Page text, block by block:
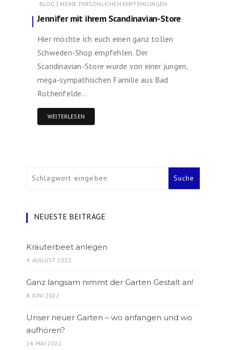
BLOG | MEINE PERSÖNLICHEN EMPFEHLUNGEN
Jennifer mit ihrem Scandinavian-Store
Hier möchte ich euch einen ganz tollen
Schweden-Shop empfehlen. Der
Scandinavian-Store wurde von einer jungen,
mega-sympathischen Familie aus Bad
Rothenfelde…
WEITERLESEN
NEUESTE BEITRÄGE
Kräuterbeet anlegen
4. AUGUST 2022
Ganz langsam nimmt der Garten Gestalt an!
8. JUNI 2022
Unser neuer Garten – wo anfangen und wo
aufhören?
24. MAI 2022